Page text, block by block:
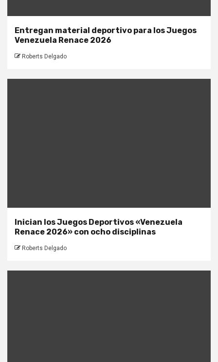
Entregan material deportivo para los Juegos
Venezuela Renace 2026
Roberts Delgado
Inician los Juegos Deportivos «Venezuela
Renace 2026» con ocho disciplinas
Roberts Delgado